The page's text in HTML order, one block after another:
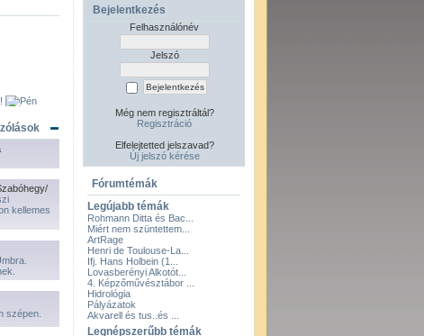
kellemes
szépen.
Bejelentkezés
Felhasználónév
Jelszó
Még nem regisztráltál?
Regisztráció
Elfelejtetted jelszavad?
Új jelszó kérése
Fórumtémák
Legújabb témák
Rohmann Ditta és Bac...
Miért nem szüntettem...
ArtRage
Henri de Toulouse-La...
Ifj. Hans Holbein (1...
Lovasberényi Alkotót...
4. Képzőművésztábor ...
Hidrológia
Pályázatok
Akvarell és tus..és ...
Legnépszerűbb témák